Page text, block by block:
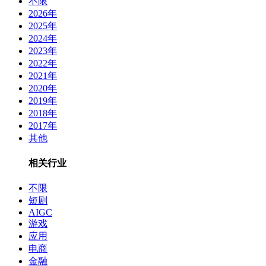
2026年
2025年
2024年
2023年
2022年
2021年
2020年
2019年
2018年
2017年
其他
相关行业
不限
短剧
AIGC
游戏
应用
电商
金融